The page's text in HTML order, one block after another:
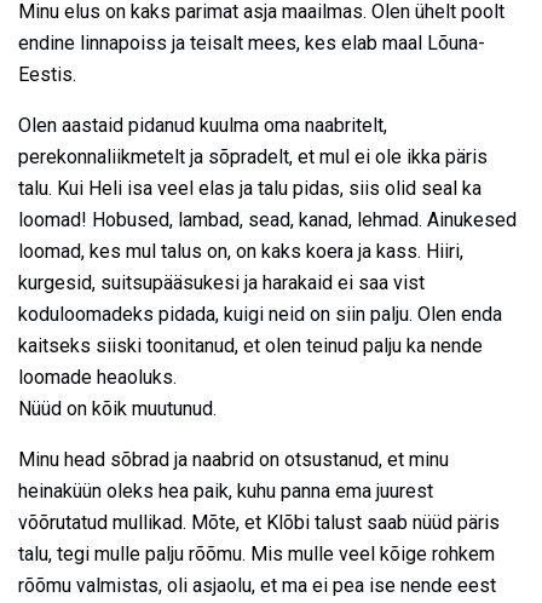
Minu elus on kaks parimat asja maailmas. Olen ühelt poolt
endine linnapoiss ja teisalt mees, kes elab maal Lõuna-
Eestis.
Olen aastaid pidanud kuulma oma naabritelt,
perekonnaliikmetelt ja sõpradelt, et mul ei ole ikka päris
talu. Kui Heli isa veel elas ja talu pidas, siis olid seal ka
loomad! Hobused, lambad, sead, kanad, lehmad. Ainukesed
loomad, kes mul talus on, on kaks koera ja kass. Hiiri,
kurgesid, suitsupääsukesi ja harakaid ei saa vist
koduloomadeks pidada, kuigi neid on siin palju. Olen enda
kaitseks siiski toonitanud, et olen teinud palju ka nende
loomade heaoluks.
Nüüd on kõik muutunud.
Minu head sõbrad ja naabrid on otsustanud, et minu
heinaküün oleks hea paik, kuhu panna ema juurest
võõrutatud mullikad. Mõte, et Klõbi talust saab nüüd päris
talu, tegi mulle palju rõõmu. Mis mulle veel kõige rohkem
rõõmu valmistas, oli asjaolu, et ma ei pea ise nende eest